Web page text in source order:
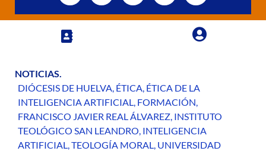
NOTICIAS.
DIÓCESIS DE HUELVA, ÉTICA, ÉTICA DE LA
INTELIGENCIA ARTIFICIAL, FORMACIÓN,
FRANCISCO JAVIER REAL ÁLVAREZ, INSTITUTO
TEOLÓGICO SAN LEANDRO, INTELIGENCIA
ARTIFICIAL,TEOLOGÍA MORAL, UNIVERSIDAD